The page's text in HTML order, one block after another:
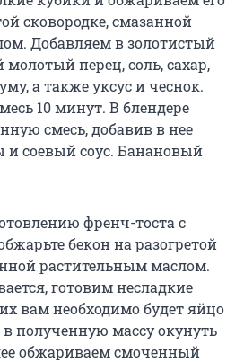
сковородке, смазанной
Добавляем в золотистый
перец, соль, сахар,
а также уксус и чеснок.
10 минут. В блендере
смесь, добавив в нее
и соевый соус. Банановый
френч-тоста с
бекон на разогретой
растительным маслом.
готовим несладкие
вам необходимо будет яйцо
полученную массу окунуть
обжариваем смоченный